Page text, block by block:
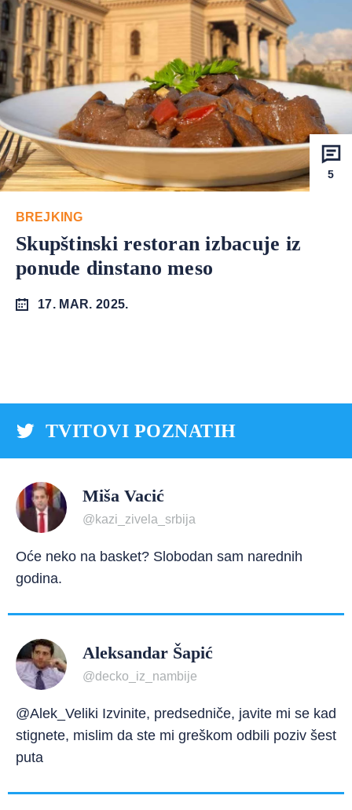
5
BREJKING
Skupštinski restoran izbacuje iz
ponude dinstano meso
17. MAR. 2025.
TVITOVI POZNATIH
Miša Vacić
@kazi_zivela_srbija
Oće neko na basket? Slobodan sam narednih
godina.
Aleksandar Šapić
@decko_iz_nambije
@Alek_Veliki Izvinite, predsedniče, javite mi se kad
stignete, mislim da ste mi greškom odbili poziv šest
puta